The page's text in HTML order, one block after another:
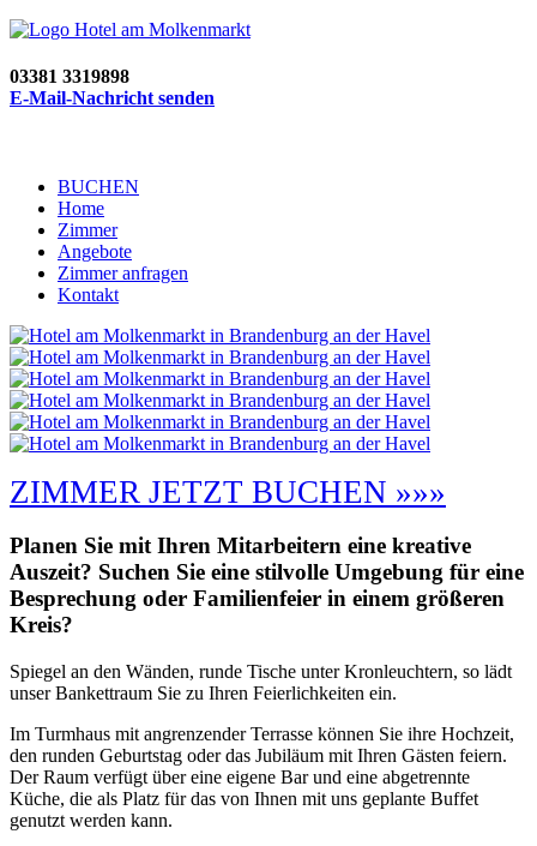
03381 3319898
E-Mail-Nachricht senden
BUCHEN
Home
Zimmer
Angebote
Zimmer anfragen
Kontakt
ZIMMER JETZT BUCHEN »»»
Planen Sie mit Ihren Mitarbeitern eine kreative
Auszeit? Suchen Sie eine stilvolle Umgebung für eine
Besprechung oder Familienfeier in einem größeren
Kreis?
Spiegel an den Wänden, runde Tische unter Kronleuchtern, so lädt
unser Bankettraum Sie zu Ihren Feierlichkeiten ein.
Im Turmhaus mit angrenzender Terrasse können Sie ihre Hochzeit,
den runden Geburtstag oder das Jubiläum mit Ihren Gästen feiern.
Der Raum verfügt über eine eigene Bar und eine abgetrennte
Küche, die als Platz für das von Ihnen mit uns geplante Buffet
genutzt werden kann.